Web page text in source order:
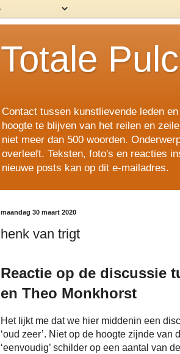
Totale
Contact tussen kunstlievende leden
hoogte te blijven van het reilen en
niet meer dan 500 woorden.
overleeft. Teksten, foto's en reacties
nieuwe posts kan op dit e-mailadres.
maandag 30 maart 2020
henk van trigt
Reactie op de discussie
en Theo Monkhorst
Het lijkt me dat we hier middenin een
‘oud zeer’. Niet op de hoogte zijnde
‘eenvoudig’ schilder op een aantal van